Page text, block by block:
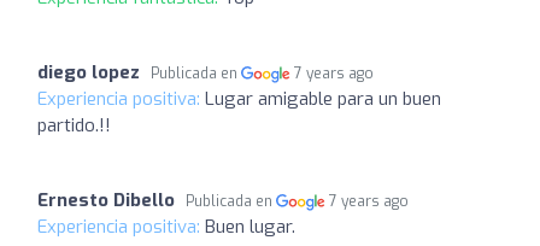
diego lopez Publicada en 7 years ago
Experiencia positiva: Lugar amigable para un buen
partido.!!
Ernesto Dibello Publicada en 7 years ago
Experiencia positiva: Buen lugar.